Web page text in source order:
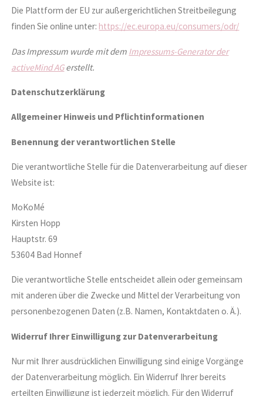
Die Plattform der EU zur außergerichtlichen Streitbeilegung
finden Sie online unter: https://ec.europa.eu/consumers/odr/
Das Impressum wurde mit dem Impressums-Generator der
activeMind AGerstellt.
Datenschutzerklärung
Allgemeiner Hinweis und Pflichtinformationen
Benennung der verantwortlichen Stelle
Die verantwortliche Stelle für die Datenverarbeitung auf dieser
Website ist:
MoKoMé
Kirsten Hopp
Hauptstr. 69
53604 Bad Honnef
Die verantwortliche Stelle entscheidet allein oder gemeinsam
mit anderen über die Zwecke und Mittel der Verarbeitung von
personenbezogenen Daten (z.B. Namen, Kontaktdaten o. Ä.).
Widerruf Ihrer Einwilligung zur Datenverarbeitung
Nur mit Ihrer ausdrücklichen Einwilligung sind einige Vorgänge
der Datenverarbeitung möglich. Ein Widerruf Ihrer bereits
erteilten Einwilligung ist jederzeit möglich. Für den Widerruf